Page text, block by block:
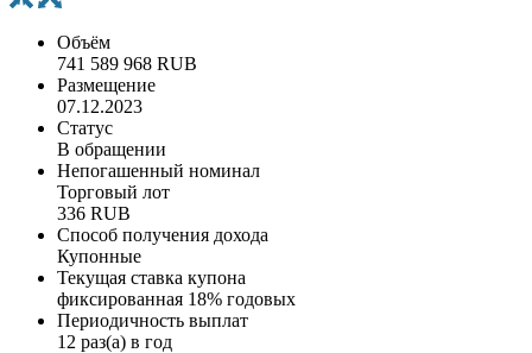
Объём
741 589 968 RUB
Размещение
07.12.2023
Статус
В обращении
Непогашенный номинал
Торговый лот
336 RUB
Способ получения дохода
Купонные
Текущая ставка купона
фиксированная 18% годовых
Периодичность выплат
12 раз(а) в год